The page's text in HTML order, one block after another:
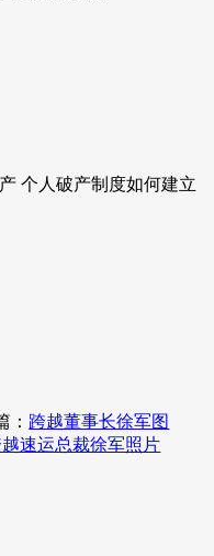
个人破产制度如何建立
： 跨越董事长徐军图
越速运总裁徐军照片